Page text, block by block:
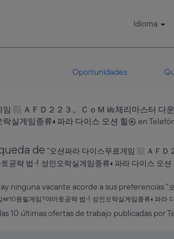
Idioma
Oportunidades
임 ▧ ＡＦＤ２２３。ＣｏＭ ㎑체리마스터
실게임종류◐파라 다이스 오션 힐㉿ en
de "오션파라 다이스무료게임 ▧ ＡＦＤ
공략 법┦성인오락실게임종류◐파라 다이스 오션
ninguna vacante acorde a sus preferencias "
㎨10원릴게임?야마토공략 법┦성인오락실게임종류◐파라
10 últimas ofertas de trabajo publicadas por